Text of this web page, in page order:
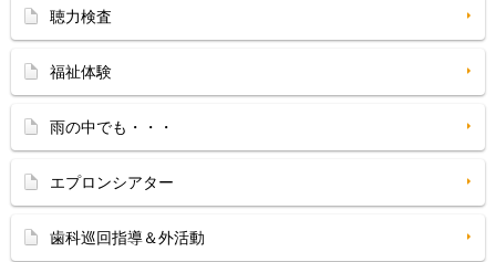
聴力検査
福祉体験
雨の中でも・・・
エプロンシアター
歯科巡回指導＆外活動